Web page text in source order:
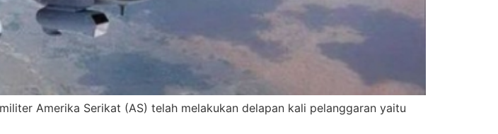
Amerika Serikat (AS) telah melakukan delapan kali pelanggaran yaitu